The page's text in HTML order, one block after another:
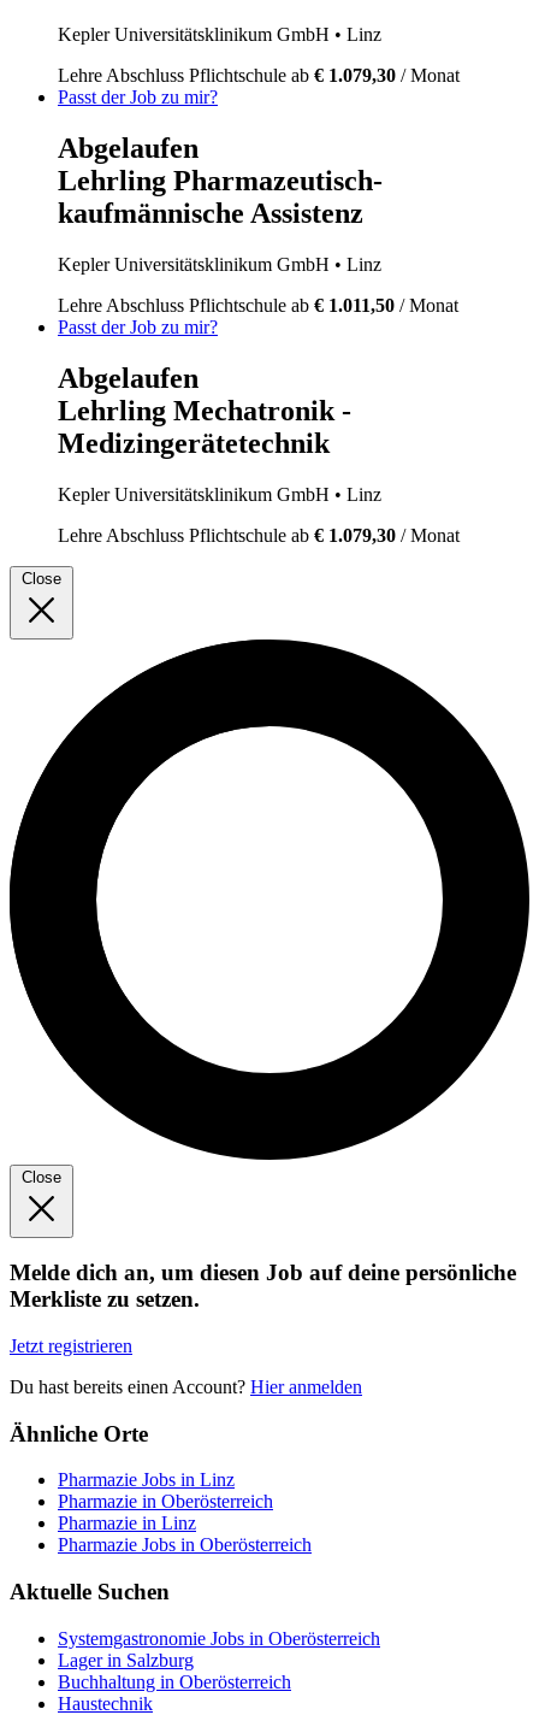
Kepler Universitätsklinikum GmbH • Linz
Lehre Abschluss Pflichtschule ab € 1.079,30 / Monat
Passt der Job zu mir?
Abgelaufen
Lehrling Pharmazeutisch-
kaufmännische Assistenz
Kepler Universitätsklinikum GmbH • Linz
Lehre Abschluss Pflichtschule ab € 1.011,50 / Monat
Passt der Job zu mir?
Abgelaufen
Lehrling Mechatronik -
Medizingerätetechnik
Kepler Universitätsklinikum GmbH • Linz
Lehre Abschluss Pflichtschule ab € 1.079,30 / Monat
Close
Close
Melde dich an, um diesen Job auf deine persönliche
Merkliste zu setzen.
Jetzt registrieren
Du hast bereits einen Account? Hier anmelden
Ähnliche Orte
Pharmazie Jobs in Linz
Pharmazie in Oberösterreich
Pharmazie in Linz
Pharmazie Jobs in Oberösterreich
Aktuelle Suchen
Systemgastronomie Jobs in Oberösterreich
Lager in Salzburg
Buchhaltung in Oberösterreich
Haustechnik